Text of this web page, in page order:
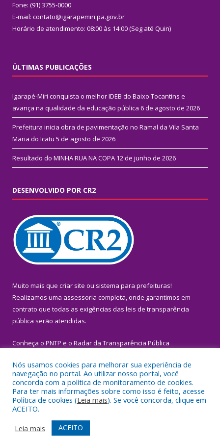
Fone: (91) 3755-0000
E-mail: contato@igarapemiri.pa.gov.br
Horário de atendimento: 08:00 às 14:00 (Seg até Quin)
ÚLTIMAS PUBLICAÇÕES
Igarapé-Miri conquista o melhor IDEB do Baixo Tocantins e
avança na qualidade da educação pública 6 de agosto de 2026
Prefeitura inicia obra de pavimentação no Ramal da Vila Santa
Maria do Icatu 5 de agosto de 2026
Resultado do MINHA RUA NA COPA 12 de junho de 2026
DESENVOLVIDO POR CR2
Muito mais que criar site ou sistema para prefeituras!
Realizamos uma assessoria completa, onde garantimos em
contrato que todas as exigências das leis de transparência
pública serão atendidas.
Conheça o PNTP e o Radar da Transparência Pública
Todos os direitos reservados a Prefeitura Municipal de Igarapé-
Miri.
Mapa do Site
Acessar Área Administrativa
Acessar Webmail
Nós usamos cookies para melhorar sua experiência de
navegação no portal. Ao utilizar nosso portal, você
concorda com a política de monitoramento de cookies.
Para ter mais informações sobre como isso é feito, acesse
Política de cookies (Leia mais). Se você concorda, clique em
ACEITO.
Leia mais
ACEITO